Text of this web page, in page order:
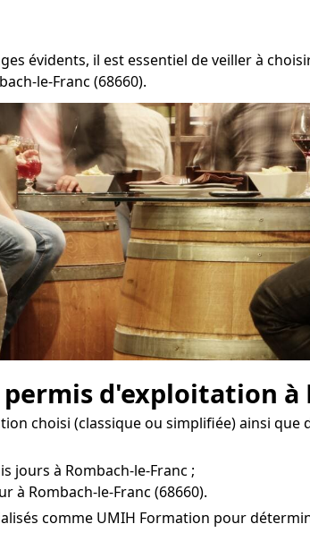
évidents, il est essentiel de veiller à
le-Franc (68660).
d'exploitation à
choisi (classique ou simplifiée) ainsi
jours à Rombach-le-Franc ;
à Rombach-le-Franc (68660).
comme UMIH Formation pour